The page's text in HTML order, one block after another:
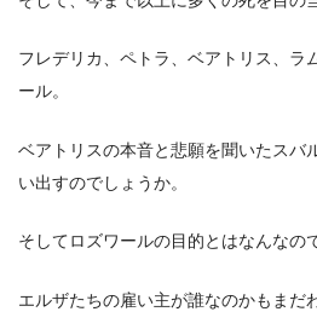
フレデリカ、ペトラ、ベアトリス、ラ
ール。
ベアトリスの本音と悲願を聞いたスバ
い出すのでしょうか。
そしてロズワールの目的とはなんなの
エルザたちの雇い主が誰なのかもまだ